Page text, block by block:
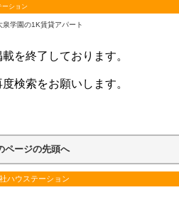
ーション
泉学園の1K賃貸アパート
を終了しております。
検索をお願いします。
ページの先頭へ
ハウステーション